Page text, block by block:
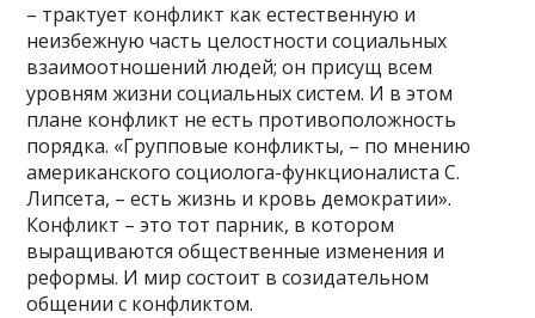
– трактует конфликт как естественную и
неизбежную часть целостности социальных
взаимоотношений людей; он присущ всем
уровням жизни социальных систем. И в этом
плане конфликт не есть противоположность
порядка. «Групповые конфликты, – по мнению
американского социолога-функционалиста С.
Липсета, – есть жизнь и кровь демократии».
Конфликт – это тот парник, в котором
выращиваются общественные изменения и
реформы. И мир состоит в созидательном
общении с конфликтом.